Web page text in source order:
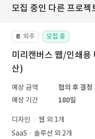
모집 중인 다른 프로젝
📔 외주 모집 중
미리캔버스 웹/인쇄용
산)
예상 금액
협의 후 결정
예상 기간
180일
디자인
웹 외 1개
SaaSㆍ솔루션 외 2개